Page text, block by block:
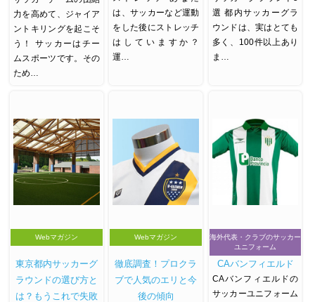
力を高めて、ジャイア
ントキリングを起こそ
う！ サッカーはチー
ムスポーツです。その
ため…
は、サッカーなど運動
をした後にストレッチ
はしていますか？
運…
選 都内サッカーグラ
ウンドは、実はとても
多く、100件以上あり
ま…
Webマガジン
東京都内サッカーグ
ラウンドの選び方と
は？もうこれで失敗
Webマガジン
徹底調査！プロクラ
ブで人気のエリと今
後の傾向
海外代表・クラブのサッカー
ユニフォーム
CAバンフィエルド
CAバンフィエルドの
サッカーユニフォーム